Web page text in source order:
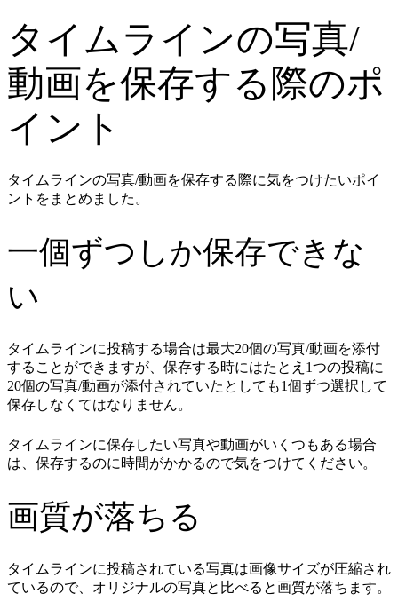
タイムラインの写真/
動画を保存する際のポ
イント
タイムラインの写真/動画を保存する際に気をつけたいポイ
ントをまとめました。
一個ずつしか保存できな
い
タイムラインに投稿する場合は最大20個の写真/動画を添付
することができますが、保存する時にはたとえ1つの投稿に
20個の写真/動画が添付されていたとしても1個ずつ選択して
保存しなくてはなりません。
タイムラインに保存したい写真や動画がいくつもある場合
は、保存するのに時間がかかるので気をつけてください。
画質が落ちる
タイムラインに投稿されている写真は画像サイズが圧縮され
ているので、オリジナルの写真と比べると画質が落ちます。